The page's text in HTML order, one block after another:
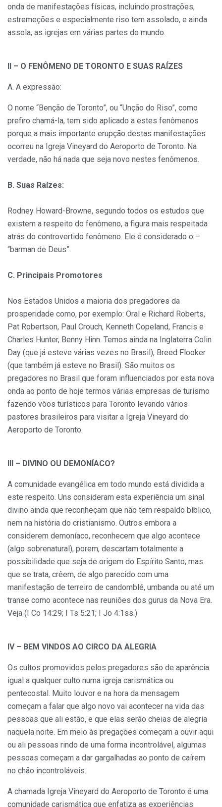
onda de manifestações físicas, incluindo prostrações,
estremeções e especialmente riso tem assolado, e ainda
assola, as igrejas em várias partes do mundo.
II – O FENÔMENO DE TORONTO E SUAS RAÍZES
A. A expressão:
O nome “Benção de Toronto”, ou “Unção do Riso”, como
prefiro chamá-la, tem sido aplicado a estes fenômenos
porque a mais importante erupção destas manifestações
ocorreu na Igreja Vineyard do Aeroporto de Toronto. Na
verdade, não há nada que seja novo nestes fenômenos.
B. Suas Raízes:
Rodney Howard-Browne, segundo todos os estudos que
existem a respeito do fenômeno, a figura mais respeitada
atrás do controvertido fenômeno. Ele é considerado o –
“barman de Deus”.
C. Principais Promotores
Nos Estados Unidos a maioria dos pregadores da
prosperidade como, por exemplo: Oral e Richard Roberts,
Pat Robertson, Paul Crouch, Kenneth Copeland, Francis e
Charles Hunter, Benny Hinn. Temos ainda na Inglaterra Colin
Day (que já esteve várias vezes no Brasil), Breed Flooker
(que também já esteve no Brasil). São muitos os
pregadores no Brasil que foram influenciados por esta nova
onda ao ponto de hoje termos várias empresas de turismo
fazendo vôos turísticos para Toronto levando vários
pastores brasileiros para visitar a Igreja Vineyard do
Aeroporto de Toronto.
III – DIVINO OU DEMONÍACO?
A comunidade evangélica em todo mundo está dividida a
este respeito. Uns consideram esta experiência um sinal
divino ainda que reconheçam que não tem respaldo bíblico,
nem na história do cristianismo. Outros embora a
considerem demoníaco, reconhecem que algo acontece
(algo sobrenatural), porem, descartam totalmente a
possibilidade que seja de origem do Espírito Santo; mas
que se trata, crêem, de algo parecido com uma
manifestação de terreiro de candomblé, umbanda ou até um
transe como acontece nas reuniões dos gurus da Nova Era.
Veja (I Co 14:29; I Ts 5:21; I Jo 4:1ss.)
IV – BEM VINDOS AO CIRCO DA ALEGRIA
Os cultos promovidos pelos pregadores são de aparência
igual a qualquer culto numa igreja carismática ou
pentecostal. Muito louvor e na hora da mensagem
começam a falar que algo novo vai acontecer na vida das
pessoas que ali estão, e que elas serão cheias de alegria
naquela noite. Em meio às pregações começam a ouvir aqui
ou ali pessoas rindo de uma forma incontrolável, algumas
pessoas começam a dar gargalhadas ao ponto de caírem
no chão incontroláveis.
A chamada Igreja Vineyard do Aeroporto de Toronto é uma
comunidade carismática que enfatiza as experiências